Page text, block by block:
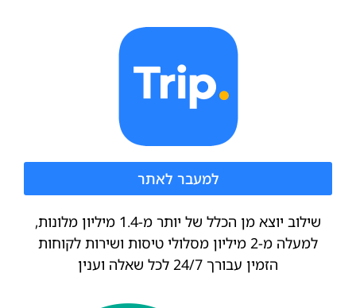
למעבר לאתר
שילוב יוצא מן הכלל של יותר מ-1.4 מיליון מלונות,
למעלה מ-2 מיליון מסלולי טיסות ושירות לקוחות
הזמין עבורך 24/7 לכל שאלה וענין